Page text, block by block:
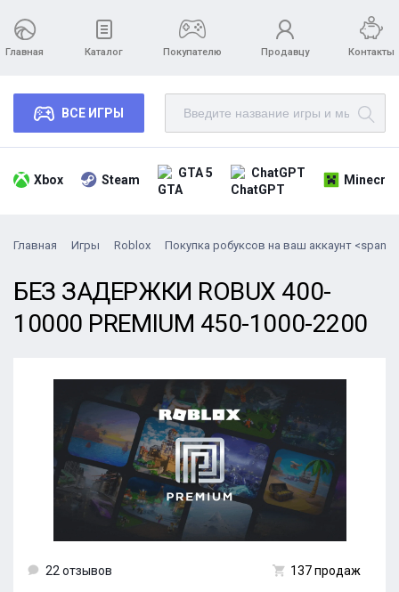
Главная Каталог Покупателю Продавцу Контакты
ВСЕ ИГРЫ
Xbox Steam GTA 5 ChatGPT
Главная Игры Roblox Покупка робуксов на ваш аккаунт <span
БЕЗ ЗАДЕРЖКИ ROBUX 400-
10000 PREMIUM 450-1000-2200
22 отзывов 137 продаж